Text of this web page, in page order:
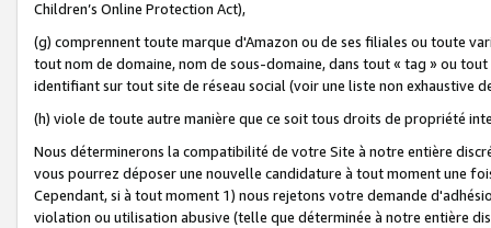
Children’s Online Protection Act),
(g) comprennent toute marque d'Amazon ou de ses filiales ou toute
tout nom de domaine, nom de sous-domaine, dans tout « tag » ou
identifiant sur tout site de réseau social (voir une liste non exhaustive
(h) viole de toute autre manière que ce soit tous droits de propriété
Nous déterminerons la compatibilité de votre Site à notre entière
vous pourrez déposer une nouvelle candidature à tout moment une
Cependant, si à tout moment 1) nous rejetons votre demande
violation ou utilisation abusive (telle que déterminée à notre entière